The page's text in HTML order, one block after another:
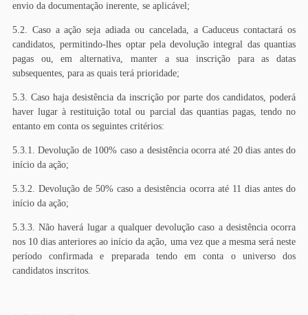
envio da documentação inerente, se aplicável;
5.2. Caso a ação seja adiada ou cancelada, a Caduceus contactará os
candidatos, permitindo-lhes optar pela devolução integral das quantias
pagas ou, em alternativa, manter a sua inscrição para as datas
subsequentes, para as quais terá prioridade;
5.3. Caso haja desistência da inscrição por parte dos candidatos, poderá
haver lugar à restituição total ou parcial das quantias pagas, tendo no
entanto em conta os seguintes critérios:
5.3.1. Devolução de 100% caso a desistência ocorra até 20 dias antes do
início da ação;
5.3.2. Devolução de 50% caso a desistência ocorra até 11 dias antes do
início da ação;
5.3.3. Não haverá lugar a qualquer devolução caso a desistência ocorra
nos 10 dias anteriores ao início da ação, uma vez que a mesma será neste
período confirmada e preparada tendo em conta o universo dos
candidatos inscritos.